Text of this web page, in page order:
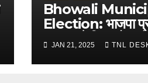
Bhowali
Election: भाजपा
प्रकाश ने किया रोड शो
JAN 21, 2025 TNL